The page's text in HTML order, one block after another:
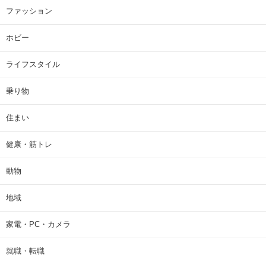
ファッション
ホビー
ライフスタイル
乗り物
住まい
健康・筋トレ
動物
地域
家電・PC・カメラ
就職・転職